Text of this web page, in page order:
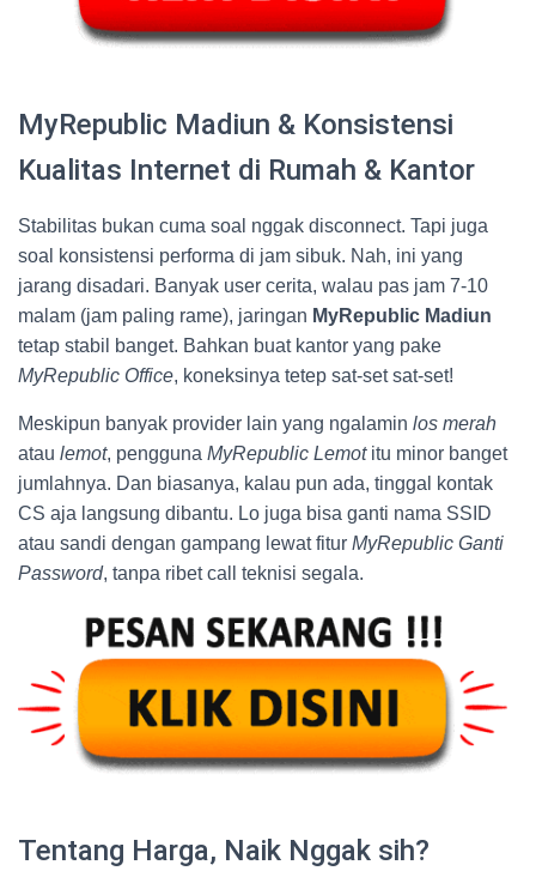
MyRepublic Madiun & Konsistensi
Kualitas Internet di Rumah & Kantor
Stabilitas bukan cuma soal nggak disconnect. Tapi juga
soal konsistensi performa di jam sibuk. Nah, ini yang
jarang disadari. Banyak user cerita, walau pas jam 7-10
malam (jam paling rame), jaringan MyRepublic Madiun
tetap stabil banget. Bahkan buat kantor yang pake
MyRepublic Office, koneksinya tetep sat-set sat-set!
Meskipun banyak provider lain yang ngalamin los merah
atau lemot, pengguna MyRepublic Lemotitu minor banget
jumlahnya. Dan biasanya, kalau pun ada, tinggal kontak
CS aja langsung dibantu. Lo juga bisa ganti nama SSID
atau sandi dengan gampang lewat fitur MyRepublic Ganti
Password, tanpa ribet call teknisi segala.
Tentang Harga, Naik Nggak sih?